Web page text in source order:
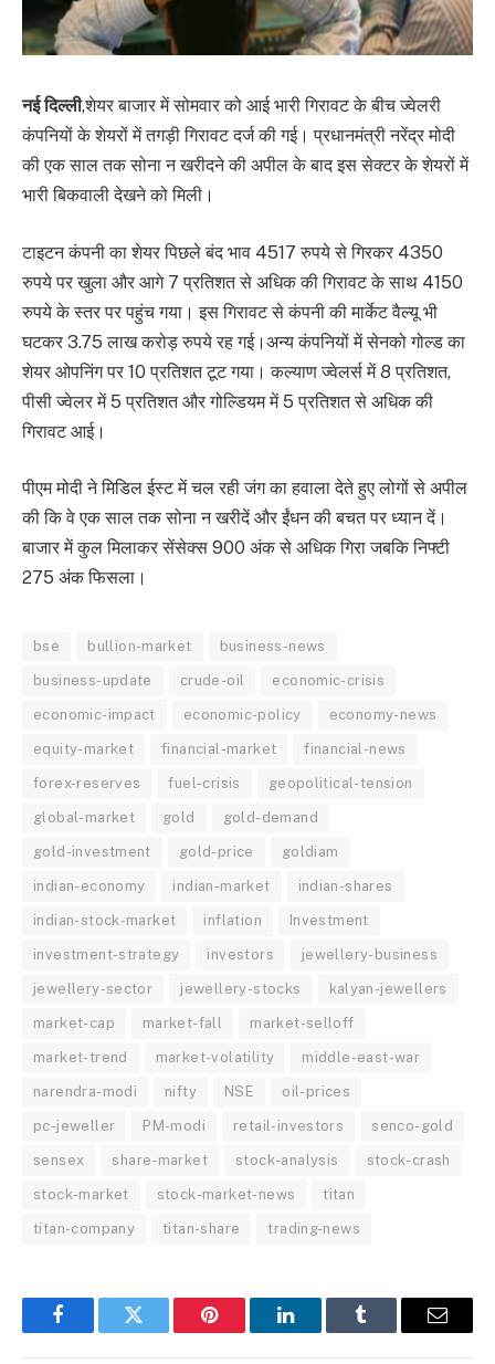
नई दिल्ली,शेयर बाजार में सोमवार को आई भारी गिरावट के बीच ज्वेलरी
कंपनियों के शेयरों में तगड़ी गिरावट दर्ज की गई। प्रधानमंत्री नरेंद्र मोदी
की एक साल तक सोना न खरीदने की अपील के बाद इस सेक्टर के शेयरों में
भारी बिकवाली देखने को मिली।
टाइटन कंपनी का शेयर पिछले बंद भाव 4517 रुपये से गिरकर 4350
रुपये पर खुला और आगे 7 प्रतिशत से अधिक की गिरावट के साथ 4150
रुपये के स्तर पर पहुंच गया। इस गिरावट से कंपनी की मार्केट वैल्यू भी
घटकर 3.75 लाख करोड़ रुपये रह गई।अन्य कंपनियों में सेनको गोल्ड का
शेयर ओपनिंग पर 10 प्रतिशत टूट गया। कल्याण ज्वेलर्स में 8 प्रतिशत,
पीसी ज्वेलर में 5 प्रतिशत और गोल्डियम में 5 प्रतिशत से अधिक की
गिरावट आई।
पीएम मोदी ने मिडिल ईस्ट में चल रही जंग का हवाला देते हुए लोगों से अपील
की कि वे एक साल तक सोना न खरीदें और ईंधन की बचत पर ध्यान दें।
बाजार में कुल मिलाकर सेंसेक्स 900 अंक से अधिक गिरा जबकि निफ्टी
275 अंक फिसला।
bse bullion-market business-news
business-update crude-oil economic-crisis
economic-impact economic-policy economy-news
equity-market financial-market financial-news
forex-reserves fuel-crisis geopolitical-tension
global-market gold gold-demand
gold-investment gold-price goldiam
indian-economy indian-market indian-shares
indian-stock-market inflation Investment
investment-strategy investors jewellery-business
jewellery-sector jewellery-stocks kalyan-jewellers
market-cap market-fall market-selloff
market-trend market-volatility middle-east-war
narendra-modi nifty NSE oil-prices
pc-jeweller PM-modi retail-investors senco-gold
sensex share-market stock-analysis stock-crash
stock-market stock-market-news titan
titan-company titan-share trading-news
FacebookTwitter Pinterest LinkedInTumblr Email